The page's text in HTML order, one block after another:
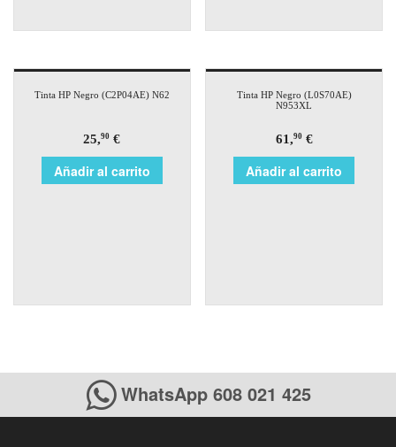
Tinta HP Negro (C2P04AE) N62
25,90 €
Añadir al carrito
Tinta HP Negro (L0S70AE)
N953XL
61,90€
Añadir al carrito
WhatsApp 608 021 425